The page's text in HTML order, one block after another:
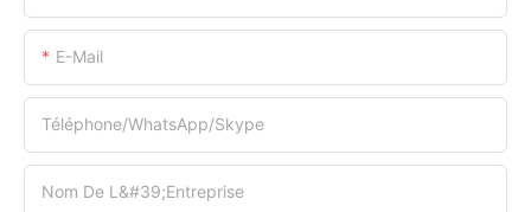
E-Mail
Téléphone/WhatsApp/Skype
Nom De L&#39;entreprise